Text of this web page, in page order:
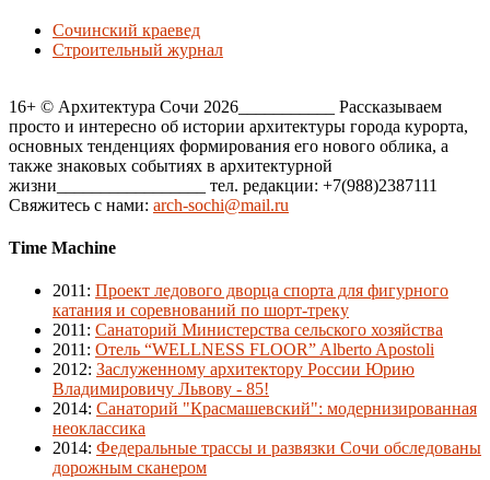
Сочинский краевед
Строительный журнал
16+ © Архитектура Сочи 2026___________ Рассказываем
просто и интересно об истории архитектуры города курорта,
основных тенденциях формирования его нового облика, а
также знаковых событиях в архитектурной
жизни_________________ тел. редакции: +7(988)2387111
Свяжитесь с нами: arch-sochi@mail.ru
Time Machine
2011 : Проект ледового дворца спорта для фигурного
катания и соревнований по шорт-треку
2011 : Санаторий Министерства сельского хозяйства
2011 : Отель “WELLNESS FLOOR” Alberto Apostoli
2012: Заслуженному архитектору России Юрию
Владимировичу Львову - 85!
2014: Санаторий "Красмашевский": модернизированная
неоклассика
2014: Федеральные трассы и развязки Сочи обследованы
дорожным сканером